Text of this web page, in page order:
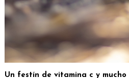
Un festín de vitamina c y mucho